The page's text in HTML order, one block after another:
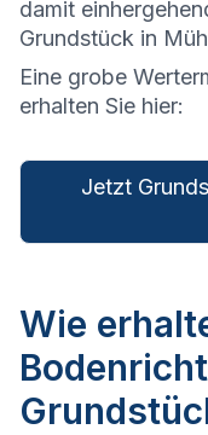
damit
Grundstück in
Eine grobe
erhalten Sie hier:
Jetzt
Wie